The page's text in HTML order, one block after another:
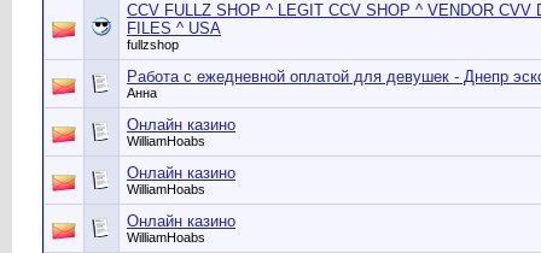
CCV FULLZ SHOP ^ LEGIT CCV SHOP ^ VENDOR
FILES ^ USA
fullzshop
Работа с ежедневной оплатой для девушек - Днепр
Анна
Онлайн казино
WilliamHoabs
Онлайн казино
WilliamHoabs
Онлайн казино
WilliamHoabs